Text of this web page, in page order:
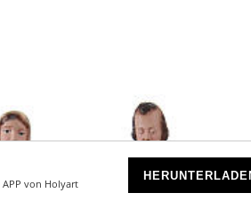
APP von Holyart